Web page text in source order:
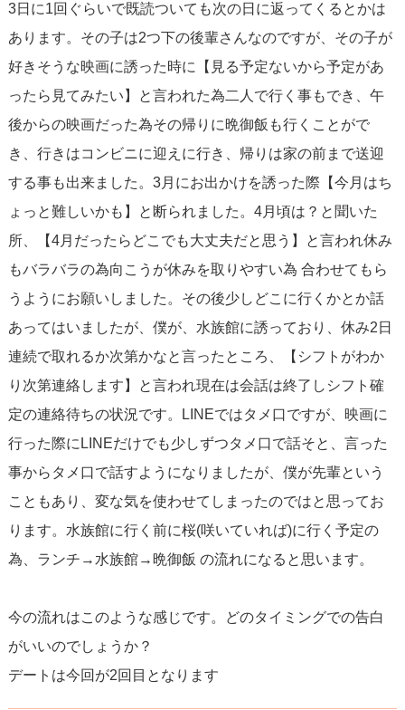
3日に1回ぐらいで既読ついても次の日に返ってくるとかは
あります。その子は2つ下の後輩さんなのですが、その子が
好きそうな映画に誘った時に【見る予定ないから予定があ
ったら見てみたい】と言われた為二人で行く事もでき、午
後からの映画だった為その帰りに晩御飯も行くことがで
き、行きはコンビニに迎えに行き、帰りは家の前まで送迎
する事も出来ました。3月にお出かけを誘った際【今月はち
ょっと難しいかも】と断られました。4月頃は？と聞いた
所、【4月だったらどこでも大丈夫だと思う】と言われ休み
もバラバラの為向こうが休みを取りやすい為 合わせてもら
うようにお願いしました。その後少しどこに行くかとか話
あってはいましたが、僕が、水族館に誘っており、休み2日
連続で取れるか次第かなと言ったところ、【シフトがわか
り次第連絡します】と言われ現在は会話は終了しシフト確
定の連絡待ちの状況です。LINEではタメ口ですが、映画に
行った際にLINEだけでも少しずつタメ口で話そと、言った
事からタメ口で話すようになりましたが、僕が先輩という
こともあり、変な気を使わせてしまったのではと思ってお
ります。水族館に行く前に桜(咲いていれば)に行く予定の
為、ランチ→水族館→晩御飯 の流れになると思います。
今の流れはこのような感じです。どのタイミングでの告白
がいいのでしょうか？
デートは今回が2回目となります